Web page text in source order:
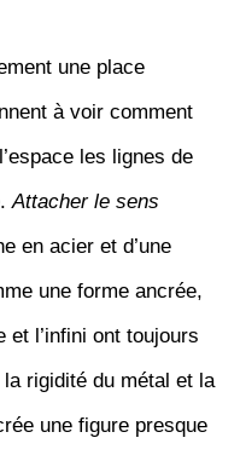
une place
à voir comment
les lignes de
Attacher le sens
en acier et d’une
une forme ancrée,
et l’infini ont toujours
rigidité du métal et la
une figure presque